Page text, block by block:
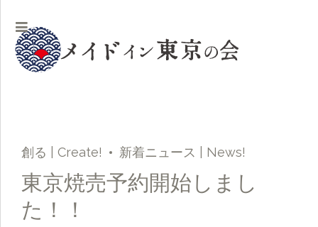
創る | Create! 新着ニュース | News!
東京焼売予約開始しまし
た！！